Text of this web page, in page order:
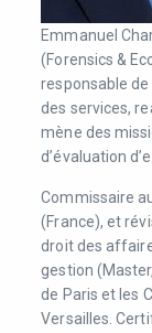
Emmanuel
(Forensics &
responsable de
des services,
mène des
d’évaluation
Commissaire
(France), et
droit des
gestion
de Paris et les
Versailles.